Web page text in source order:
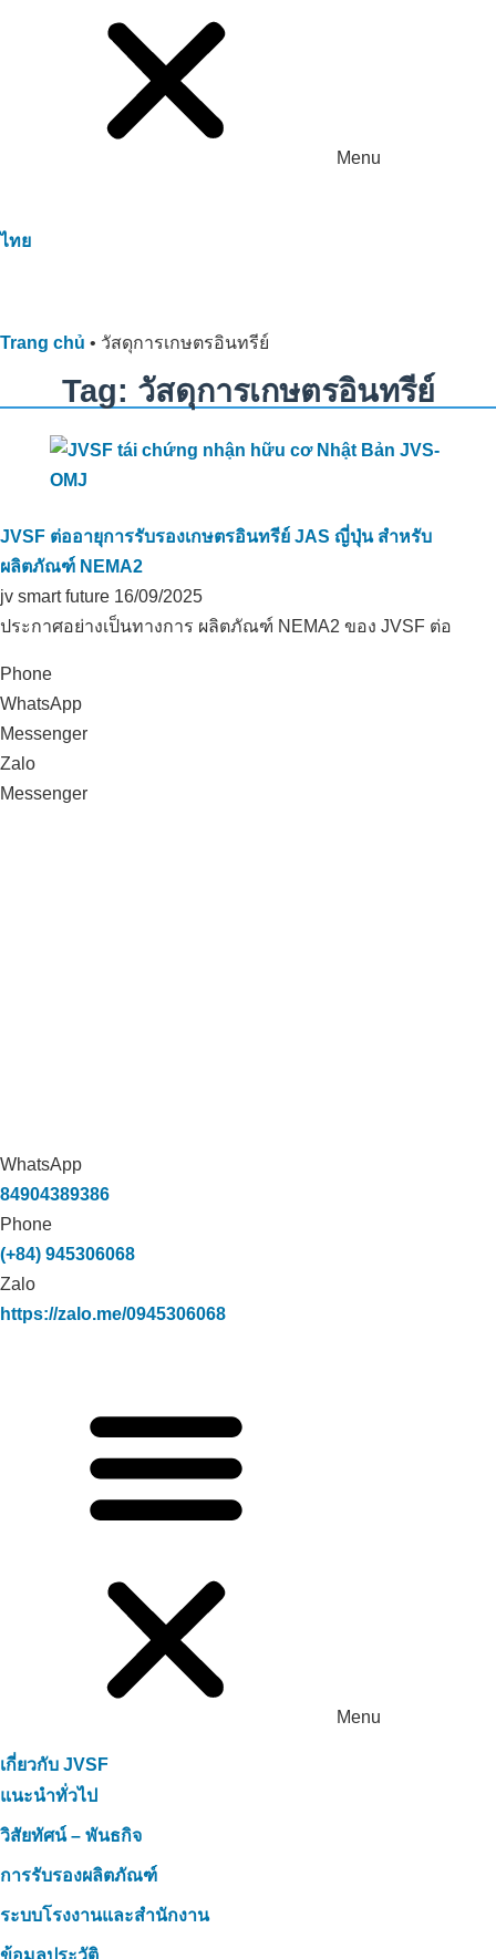
Menu
ไทย
Trang chủ • วัสดุการเกษตรอินทรีย์
Tag: วัสดุการเกษตรอินทรีย์
JVSF ต่ออายุการรับรองเกษตรอินทรีย์ JAS ญี่ปุ่น สำหรับ
ผลิตภัณฑ์ NEMA2
jv smart future 16/09/2025
ประกาศอย่างเป็นทางการ ผลิตภัณฑ์ NEMA2 ของ JVSF ต่อ
Phone
WhatsApp
Messenger
Zalo
Messenger
WhatsApp
84904389386
Phone
(+84) 945306068
Zalo
https://zalo.me/0945306068
Menu
เกี่ยวกับ JVSF
แนะนำทั่วไป
วิสัยทัศน์ – พันธกิจ
การรับรองผลิตภัณฑ์
ระบบโรงงานและสำนักงาน
ข้อมูลประวัติ